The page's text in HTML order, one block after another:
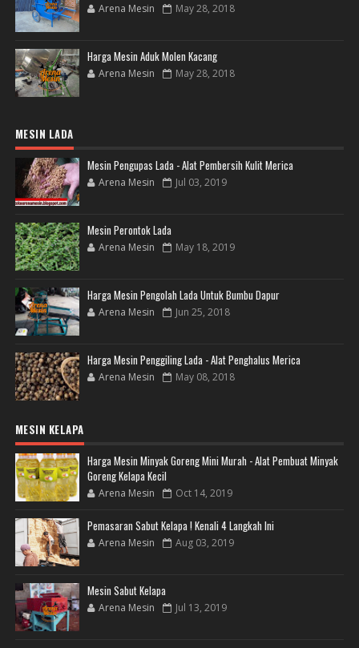
Arena Mesin May 28, 2018
Harga Mesin Aduk Molen Kacang
Arena Mesin May 28, 2018
MESIN LADA
Mesin Pengupas Lada - Alat Pembersih Kulit Merica
Arena Mesin Jul 03, 2019
Mesin Perontok Lada
Arena Mesin May 18, 2019
Harga Mesin Pengolah Lada Untuk Bumbu Dapur
Arena Mesin Jun 25, 2018
Harga Mesin Penggiling Lada - Alat Penghalus Merica
Arena Mesin May 08, 2018
MESIN KELAPA
Harga Mesin Minyak Goreng Mini Murah - Alat Pembuat Minyak
Goreng Kelapa Kecil
Arena Mesin Oct 14, 2019
Pemasaran Sabut Kelapa ! Kenali 4 Langkah Ini
Arena Mesin Aug 03, 2019
Mesin Sabut Kelapa
Arena Mesin Jul 13, 2019